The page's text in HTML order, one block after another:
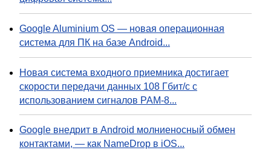
Google Aluminium OS — новая операционная
система для ПК на базе Android...
Новая система входного приемника достигает
скорости передачи данных 108 Гбит/с с
использованием сигналов PAM-8...
Google внедрит в Android молниеносный обмен
контактами, — как NameDrop в iOS...